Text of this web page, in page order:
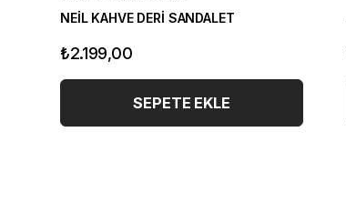
NEİL KAHVE DERİ SANDALET
₺2.199,00
SEPETE EKLE